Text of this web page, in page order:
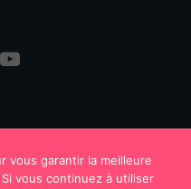
vous garantir la meilleure
vous continuez à utiliser